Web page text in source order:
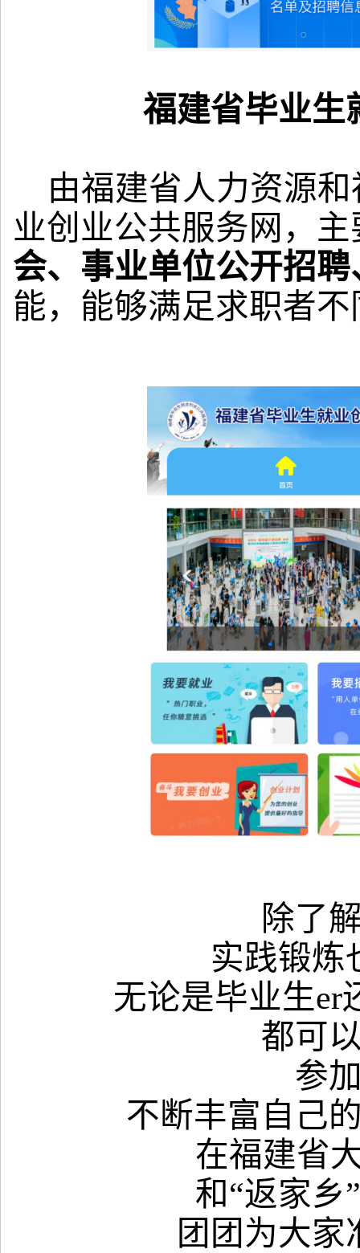
福建省毕业生
由福建省人力资源
业创业公共服务网，
会、事业单位公开招
能，能够满足求职者
除了
实践锻炼
无论是毕业生er
都可
参
不断丰富自己
在福建省
和“返家乡
团团为大